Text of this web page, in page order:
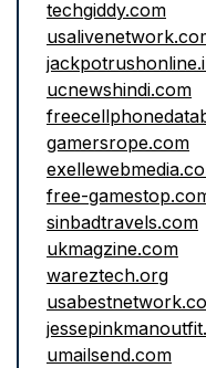
techgiddy.com
ucnewshindi.com
gamersrope.com
free-
sinbadtravels.com
ukmagzine.com
wareztech.org
umailsend.com